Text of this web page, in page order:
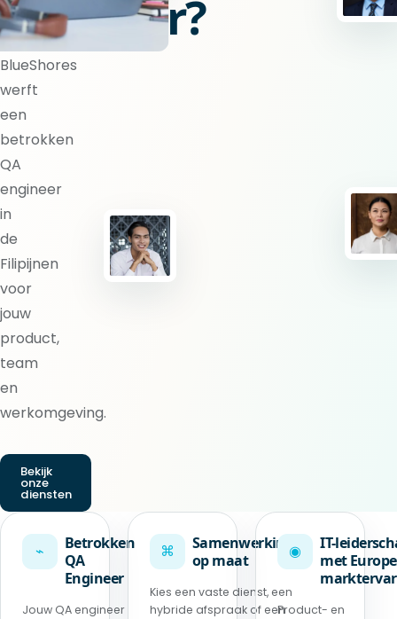
engineer?
BlueShores
werft
een
betrokken
QA
engineer
in
de
Filipijnen
voor
jouw
product,
team
en
werkomgeving.
Bekijk
onze
diensten
⌁
Betrokken
QA
Engineer
Jouw QA engineer
⌘
Samenwerking
op maat
Kies een vaste dienst, een
hybride afspraak of een
◉
IT-
met
Product- en